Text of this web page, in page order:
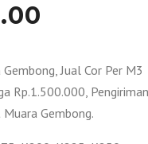
Jual Cor Per M3
Rp.1.500.000, Pengiriman
Gembong.